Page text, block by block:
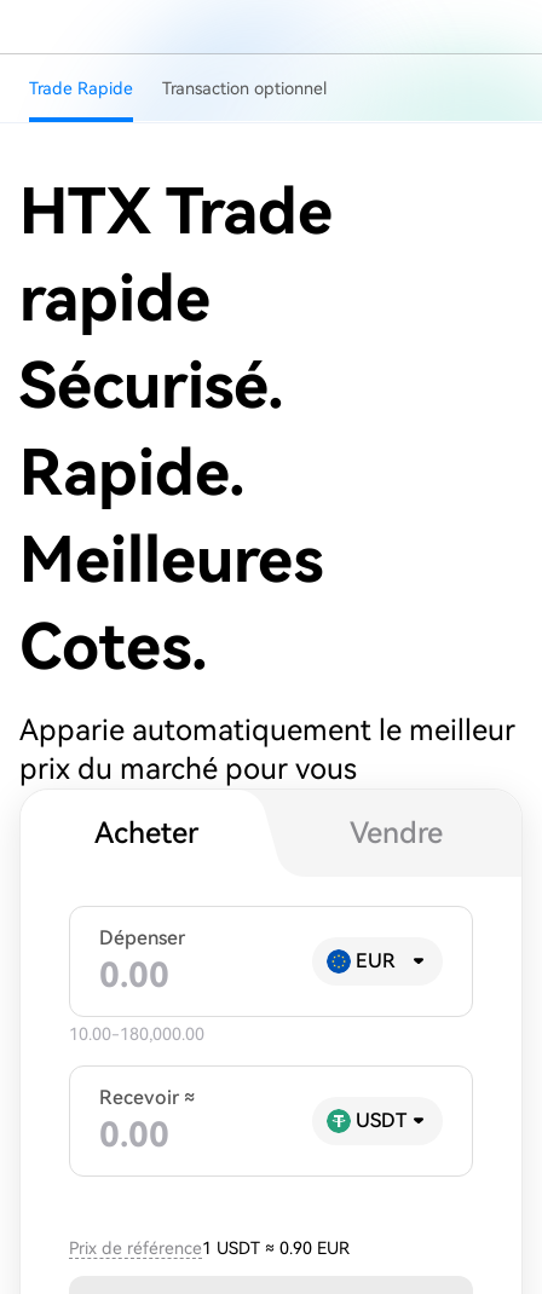
Trade Rapide Transaction optionnel
HTX Trade
rapide
Sécurisé.
Rapide.
Meilleures
Cotes.
Apparie automatiquement le meilleur
prix du marché pour vous
Acheter
Vendre
Dépenser
EUR
10.00-180,000.00
Recevoir ≈
USDT
Prix de référence1 USDT ≈ 0.90 EUR